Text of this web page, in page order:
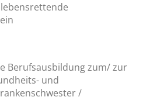
Berufsausbildung zum/ zur
und
/